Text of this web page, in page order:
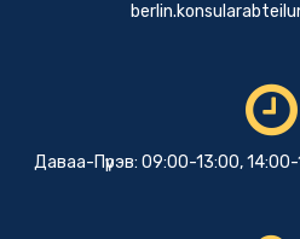
Даваа-Пүрэв: 09:00-13:00,